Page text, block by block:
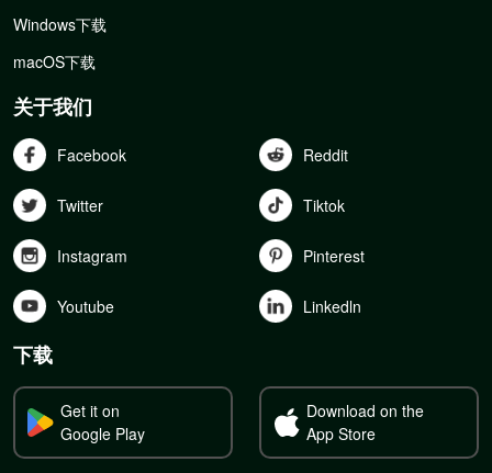
Windows下载
macOS下载
关于我们
Facebook Reddit
Twitter Tiktok
Instagram Pinterest
Youtube Linkedln
下载
Get it on
Google Play
Download on the
App Store